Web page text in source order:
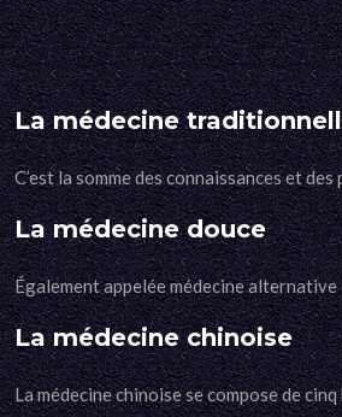
La médecine
C’est la somme des connaissances et
La médecine douce
Également appelée médecine alternative
La médecine chinoise
La médecine chinoise se compose de